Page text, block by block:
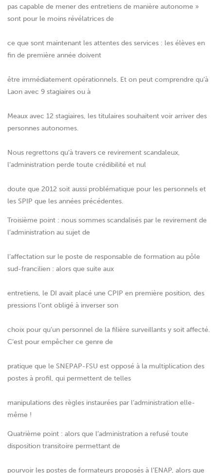
pas capable de mener des entretiens de manière autonome »
sont pour le moins révélatrices de
ce que sont maintenant les attentes des services : les élèves en
fin de première année doivent
être immédiatement opérationnels. Et on peut comprendre qu’à
Laon avec 9 stagiaires ou à
Meaux avec 12 stagiaires, les titulaires souhaitent voir arriver des
personnes autonomes.
Nous regrettons qu’à travers ce revirement scandaleux,
l’administration perde toute crédibilité et nul
doute que 2012 soit aussi problématique pour les personnels et
les SPIP que les années précédentes.
Troisième point : nous sommes scandalisés par le revirement de
l’administration au sujet de
l’affectation sur le poste de responsable de formation au pôle
sud-francilien : alors que suite aux
entretiens, le DI avait placé une CPIP en première position, des
pressions l’ont obligé à inverser son
choix pour qu’un personnel de la filière surveillants y soit affecté.
C’est pour empêcher ce genre de
pratique que le SNEPAP-FSU est opposé à la multiplication des
postes à profil, qui permettent de telles
manipulations des règles instaurées par l’administration elle-
même !
Quatrième point : alors que l’administration a refusé toute
disposition transitoire permettant de
pourvoir les postes de formateurs proposés à l’ENAP, alors que